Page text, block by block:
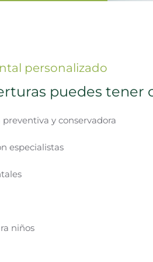
personalizado
puedes tener
y conservadora
especialistas
niños